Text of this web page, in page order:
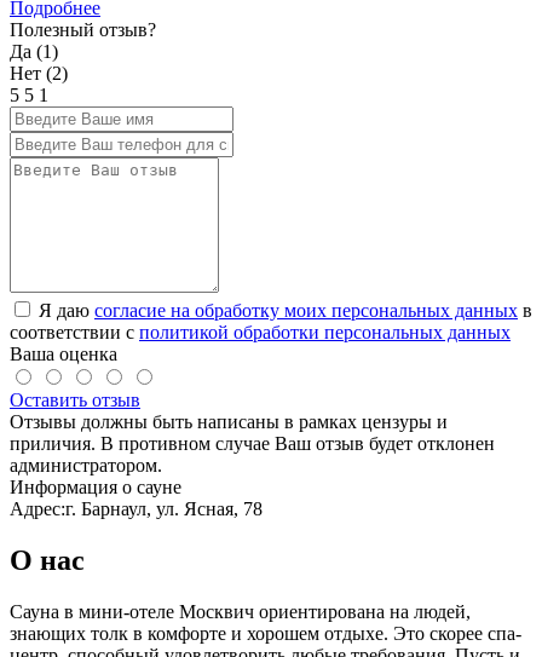
Подробнее
Полезный отзыв?
Да (1)
Нет (2)
5 5 1
Я даю согласие на обработку моих персональных данных в
соответствии с политикой обработки персональных данных
Ваша оценка
Оставить отзыв
Отзывы должны быть написаны в рамках цензуры и
приличия. В противном случае Ваш отзыв будет отклонен
администратором.
Информация о сауне
Адрес:г. Барнаул, ул. Ясная, 78
О нас
Сауна в мини-отеле Москвич ориентирована на людей,
знающих толк в комфорте и хорошем отдыхе. Это скорее спа-